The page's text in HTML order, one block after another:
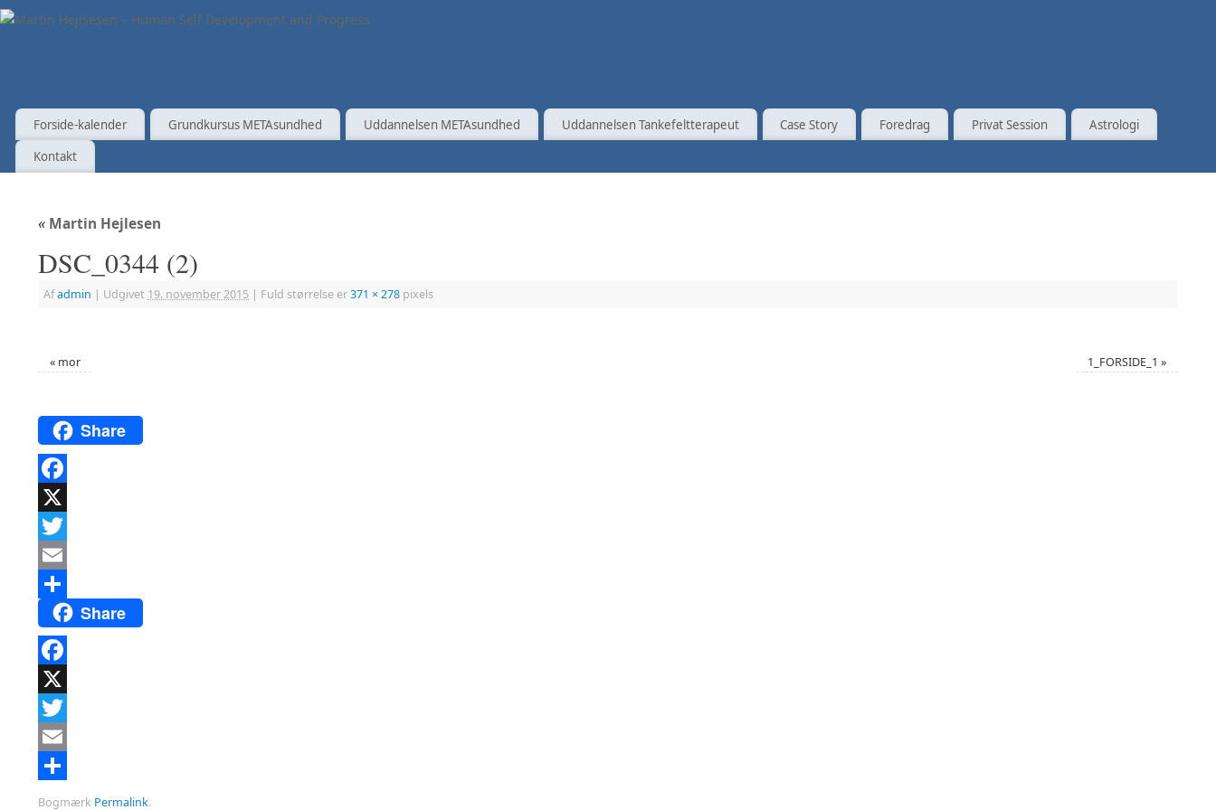
Forside-kalender Grundkursus METAsundhed Uddannelsen METAsundhed Uddannelsen Tankefeltterapeut Case Story Foredrag Privat Session
Astrologi
Kontakt
« Martin Hejlesen
DSC_0344 (2)
Afadmin | Udgivet 19. november 2015 | Fuld størrelse er371 × 278 pixels
« mor 1_FORSIDE_1 »
Share
Facebook
X
Twitter
Email
Del
Share
Facebook
X
Twitter
Email
Del
Bogmærk Permalink.